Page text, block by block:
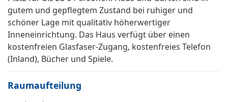
gutem und gepflegtem Zustand bei ruhiger und
schöner Lage mit qualitativ höherwertiger
Inneneinrichtung. Das Haus verfügt über einen
kostenfreien Glasfaser-Zugang, kostenfreies Telefon
(Inland), Bücher und Spiele.
Raumaufteilung